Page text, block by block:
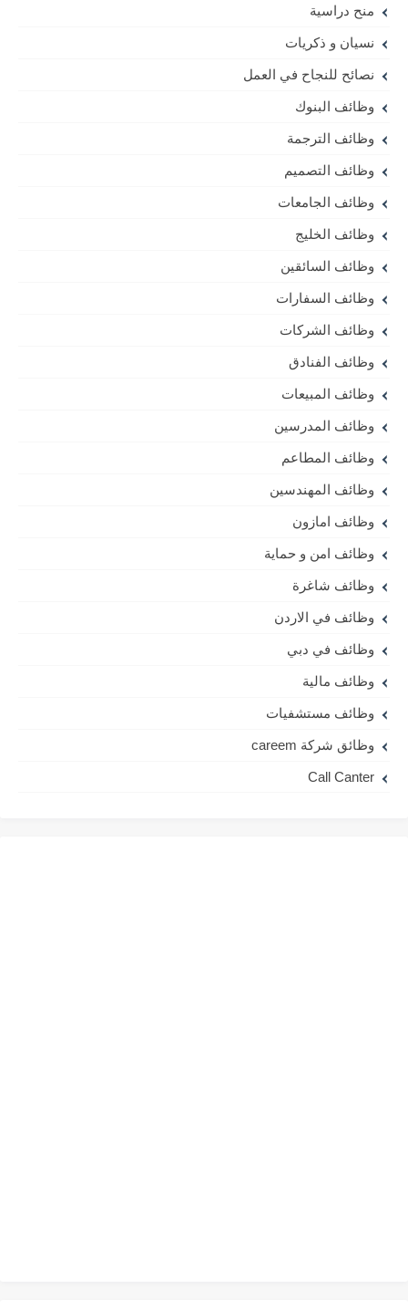
منح دراسية
نسيان و ذكريات
نصائح للنجاح في العمل
وظائف البنوك
وظائف الترجمة
وظائف التصميم
وظائف الجامعات
وظائف الخليج
وظائف السائقين
وظائف السفارات
وظائف الشركات
وظائف الفنادق
وظائف المبيعات
وظائف المدرسين
وظائف المطاعم
وظائف المهندسين
وظائف امازون
وظائف امن و حماية
وظائف شاغرة
وظائف في الاردن
وظائف في دبي
وظائف مالية
وظائف مستشفيات
وظائق شركة careem
Call Canter